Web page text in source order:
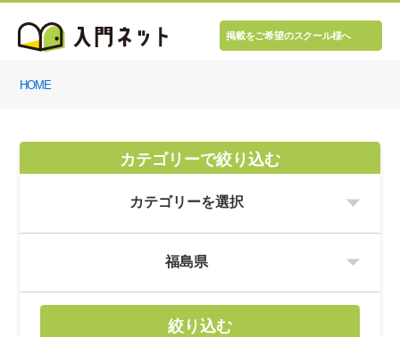
掲載をご希望のスクール様へ
HOME
カテゴリーで絞り込む
絞り込む